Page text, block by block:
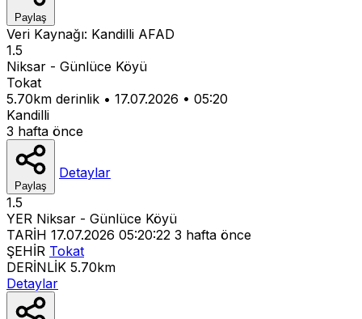
Paylaş
Veri Kaynağı: Kandilli AFAD
1.5
Niksar - Günlüce Köyü
Tokat
5.70km derinlik • 17.07.2026 • 05:20
Kandilli
3 hafta önce
Paylaş
Detaylar
1.5
YER Niksar - Günlüce Köyü
TARİH 17.07.2026 05:20:22 3 hafta önce
ŞEHİR Tokat
DERİNLİK 5.70km
Detaylar